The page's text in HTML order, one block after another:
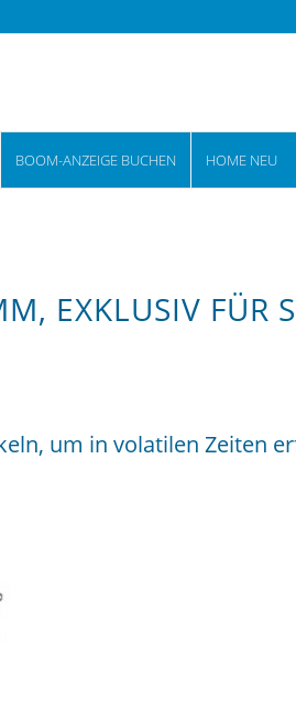
BOOM-ANZEIGE BUCHEN HOME NEU
EXKLUSIV FÜR
um in volatilen Zeiten